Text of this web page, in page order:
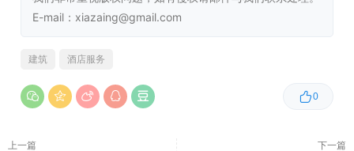
将您的酒店帝国扩张到全世界的多个独特地点，每个地点都
有自己独特的风格与特色。有些地点将带有现成的建筑与地
基，而有些则需要从零开始建造。
E-mail：xiazaing@gmail.com
0
建筑 酒店服务
上一篇 下一篇